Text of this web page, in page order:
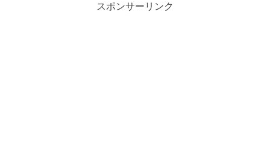
スポンサーリンク